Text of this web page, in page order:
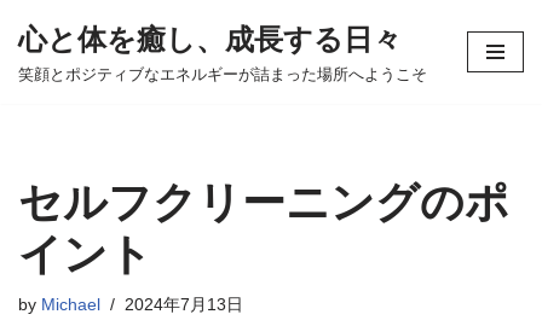
コ
ツ
へ
ッ
心と体を癒し、成長する日々
笑顔とポジティブなエネルギーが詰まった場所へようこそ
セルフクリーニングのポ
イント
by Michael 2024年7月13日